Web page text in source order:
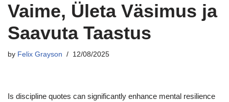
Vaime, Ületa Väsimus ja
Saavuta Taastus
by Felix Grayson 12/08/2025
Is discipline quotes can significantly enhance mental resilience